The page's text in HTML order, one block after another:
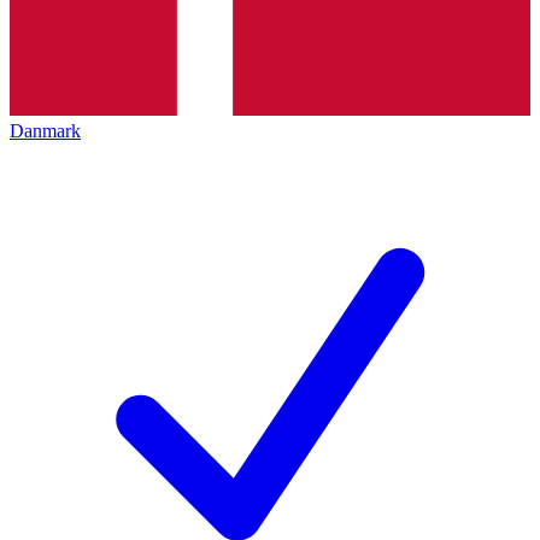
Danmark